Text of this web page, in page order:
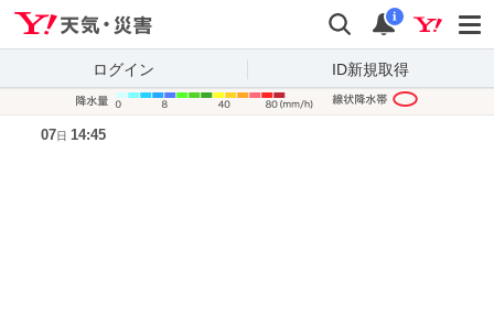
検索 通知
i
ログイン ID新規取得
07日 14:45